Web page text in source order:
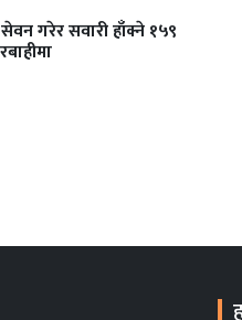
गरेर सवारी हाँक्ने १५९